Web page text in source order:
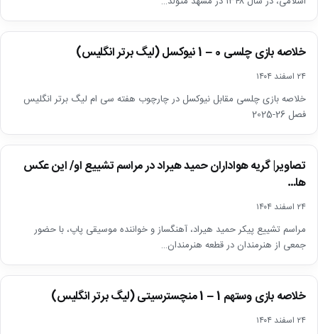
خلاصه بازی چلسی 0 – 1 نیوکسل (لیگ برتر انگلیس)
۲۴ اسفند ۱۴۰۴
خلاصه بازی چلسی مقابل نیوکسل در چارچوب هفته سی ام لیگ برتر انگلیس
فصل 26-2025
تصاویر| گریه هواداران حمید هیراد در مراسم تشییع او/ این عکس
ها…
۲۴ اسفند ۱۴۰۴
مراسم تشییع پیکر حمید هیراد، آهنگساز و خواننده موسیقی پاپ، با حضور
جمعی از هنرمندان در قطعه هنرمندان…
خلاصه بازی وستهم 1 – 1 منچسترسیتی (لیگ برتر انگلیس)
۲۴ اسفند ۱۴۰۴